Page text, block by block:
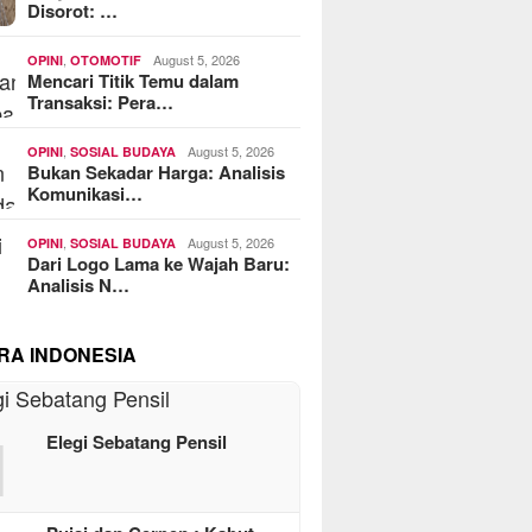
Disorot: …
OPINI ,OTOMOTIF August 5, 2026
Mencari Titik Temu dalam
Transaksi: Pera…
OPINI ,SOSIAL BUDAYA August 5, 2026
Bukan Sekadar Harga: Analisis
Komunikasi…
OPINI ,SOSIAL BUDAYA August 5, 2026
Dari Logo Lama ke Wajah Baru:
Analisis N…
INDONESIA
Elegi Sebatang Pensil